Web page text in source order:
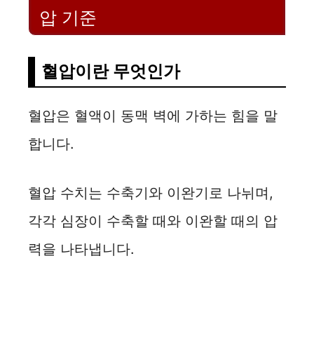
압 기준
혈압이란 무엇인가
혈압은 혈액이 동맥 벽에 가하는 힘을 말
합니다.
혈압 수치는 수축기와 이완기로 나뉘며,
각각 심장이 수축할 때와 이완할 때의 압
력을 나타냅니다.